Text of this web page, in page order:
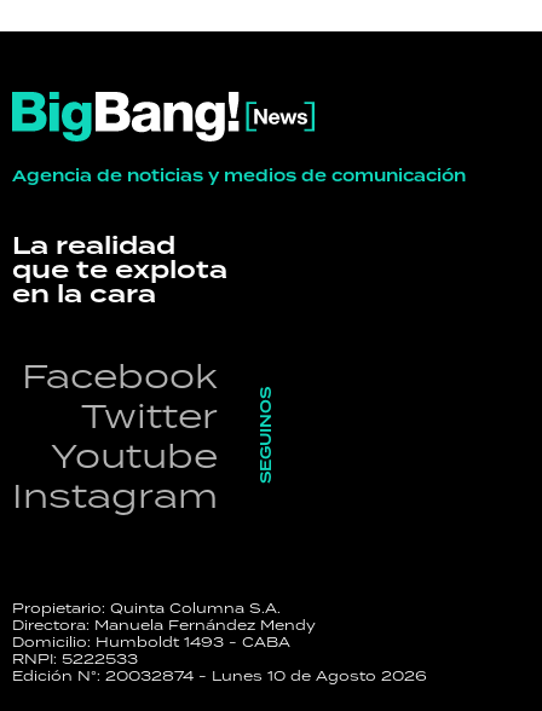
Agencia de noticias y medios de comunicación
La realidad
que te explota
en la cara
Facebook
Twitter
Youtube
Instagram
SEGUINOS
Propietario: Quinta Columna S.A.
Directora: Manuela Fernández Mendy
Domicilio: Humboldt 1493 - CABA
RNPI: 5222533
Edición N°: 20032874 - Lunes 10 de Agosto 2026